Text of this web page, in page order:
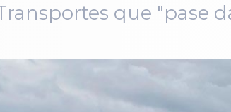
que "pase